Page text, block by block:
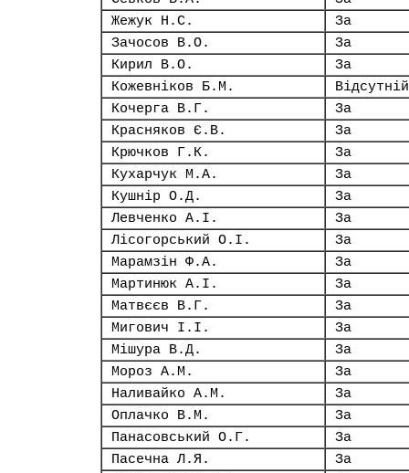
Жежук Н.С.
За
Зачосов В.О.
За
Кирил В.О.
За
Кожевніков Б.М.
Відсутній
Кочерга В.Г.
За
Красняков Є.В.
За
Крючков Г.К.
За
Кухарчук М.А.
За
Кушнір О.Д.
За
Левченко А.І.
За
Лісогорський О.І.
За
Марамзін Ф.А.
За
Мартинюк А.І.
За
Матвєєв В.Г.
За
Мигович І.І.
За
Мішура В.Д.
За
Мороз А.М.
За
Наливайко А.М.
За
Оплачко В.М.
За
Панасовський О.Г.
За
Пасечна Л.Я.
За